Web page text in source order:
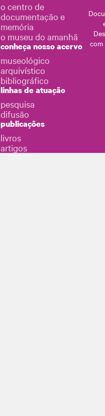
o centro de
documentação e
memória
o museu do amanhã
conheça nosso acervo
museológico
arquivístico
bibliográfico
linhas de atuação
pesquisa
difusão
publicações
livros
artigos
com